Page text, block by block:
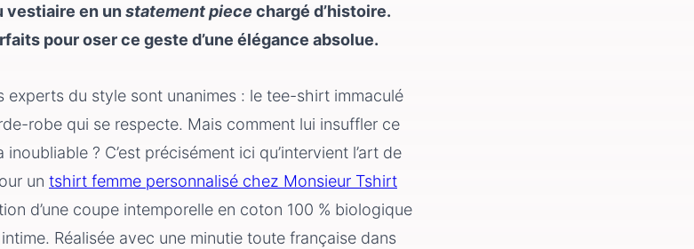
vestiaire en unstatement piece chargé d’histoire.
pour oser ce geste d’une élégance absolue.
experts du style sont unanimes : le tee-shirt immaculé
robe qui se respecte. Mais comment lui insuffler ce
? C’est précisément ici qu’intervient l’art de
un tshirt femme personnalisé chez Monsieur Tshirt
d’une coupe intemporelle en coton 100 % biologique
Réalisée avec une minutie toute française dans